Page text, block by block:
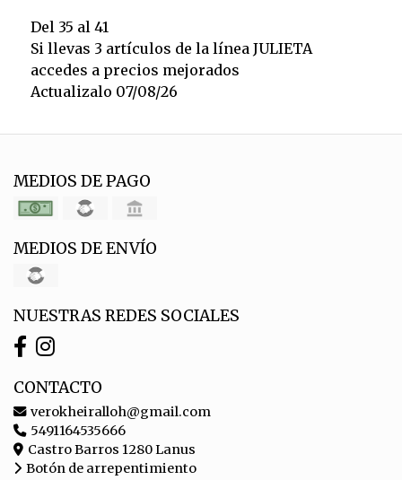
Del 35 al 41
Si llevas 3 artículos de la línea JULIETA
accedes a precios mejorados
Actualizalo 07/08/26
MEDIOS DE PAGO
MEDIOS DE ENVÍO
NUESTRAS REDES SOCIALES
CONTACTO
verokheiralloh@gmail.com
5491164535666
Castro Barros 1280 Lanus
Botón de arrepentimiento